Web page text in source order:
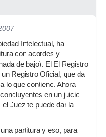
Intelectual, ha
con acordes y
de bajo). El El Registro
Registro Oficial, que da
lo que contiene. Ahora
en un juicio
Juez te puede dar la
partitura y eso, para